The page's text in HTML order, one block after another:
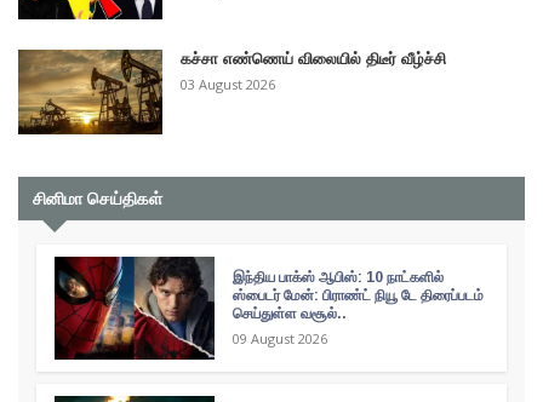
கச்சா எண்ணெய் விலையில் திடீர் வீழ்ச்சி
03 August 2026
சினிமா செய்திகள்
இந்திய பாக்ஸ் ஆபிஸ்: 10 நாட்களில்
ஸ்பைடர் மேன்: பிராண்ட் நியூ டே திரைப்படம்
செய்துள்ள வசூல்..
09 August 2026